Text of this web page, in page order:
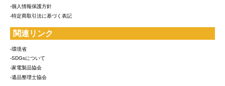
-個人情報保護方針
-特定商取引法に基づく表記
関連リンク
-環境省
-SDGsについて
-家電製品協会
-遺品整理士協会